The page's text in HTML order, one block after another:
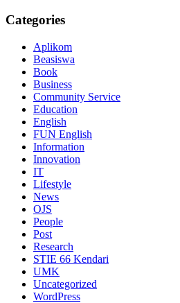
Categories
Aplikom
Beasiswa
Book
Business
Community Service
Education
English
FUN English
Information
Innovation
IT
Lifestyle
News
OJS
People
Post
Research
STIE 66 Kendari
UMK
Uncategorized
WordPress